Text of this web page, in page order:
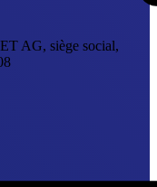
AG, siège social,